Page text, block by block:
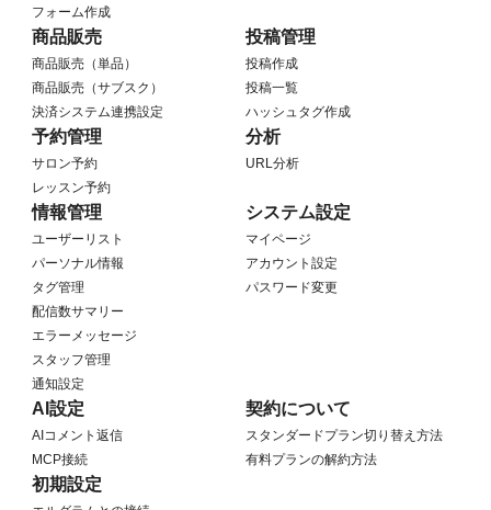
フォーム作成
商品販売
商品販売（単品）
商品販売（サブスク）
決済システム連携設定
投稿管理
投稿作成
投稿一覧
ハッシュタグ作成
予約管理
サロン予約
レッスン予約
分析
URL分析
情報管理
ユーザーリスト
パーソナル情報
タグ管理
配信数サマリー
エラーメッセージ
スタッフ管理
通知設定
システム設定
マイページ
アカウント設定
パスワード変更
AI設定
AIコメント返信
MCP接続
契約について
スタンダードプラン切り替え方法
有料プランの解約方法
初期設定